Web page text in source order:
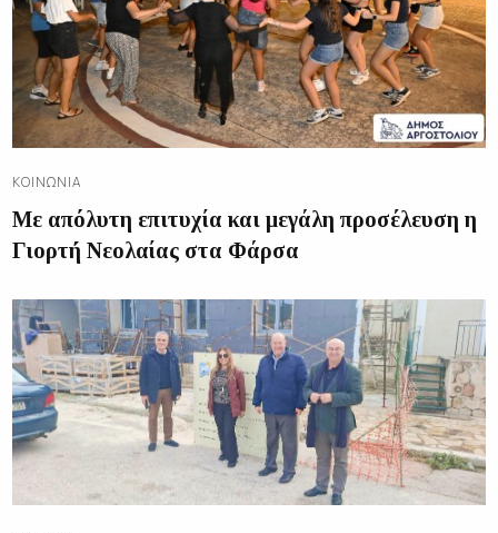
ΚΟΙΝΩΝΊΑ
Με απόλυτη επιτυχία και μεγάλη προσέλευση η
Γιορτή Νεολαίας στα Φάρσα